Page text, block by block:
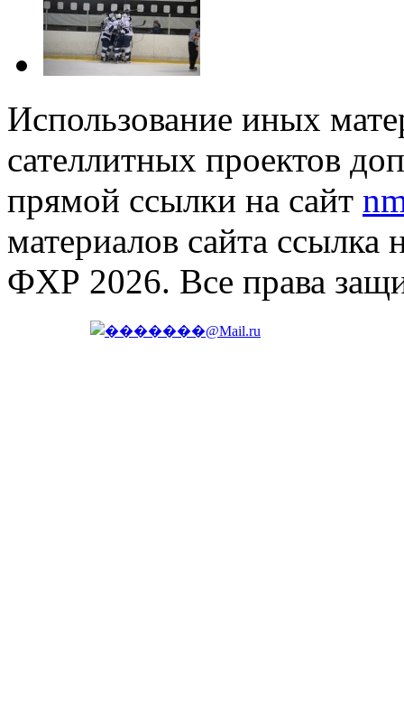
Использование иных
сателлитных проектов
прямой ссылки на сайт
материалов сайта ссылка
ФХР 2026. Все права